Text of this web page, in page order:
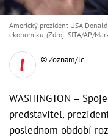
Americký prezident USA
ekonomiku. (Zdroj: SITA/AP/
© Zoznam/lc
WASHINGTON –
predstaviteľ,
poslednom období